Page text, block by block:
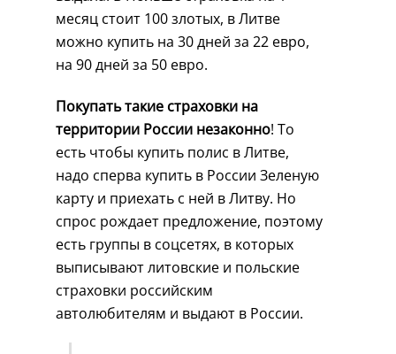
месяц стоит 100 злотых, в Литве
можно купить на 30 дней за 22 евро,
на 90 дней за 50 евро.
Покупать такие страховки на
территории России незаконно! То
есть чтобы купить полис в Литве,
надо сперва купить в России Зеленую
карту и приехать с ней в Литву. Но
спрос рождает предложение, поэтому
есть группы в соцсетях, в которых
выписывают литовские и польские
страховки российским
автолюбителям и выдают в России.